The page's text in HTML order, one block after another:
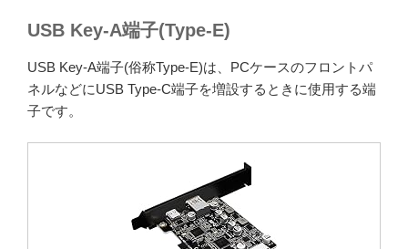
USB Key-A端子(Type-E)
USB Key-A端子(俗称Type-E)は、PCケースのフロントパ
ネルなどにUSB Type-C端子を増設するときに使用する端
子です。